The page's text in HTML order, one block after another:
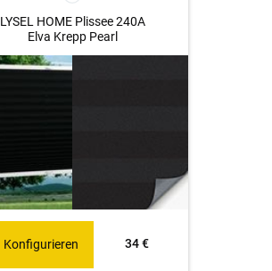
LYSEL HOME Plissee 240A
Elva Krepp Pearl
34 €
Konfigurieren